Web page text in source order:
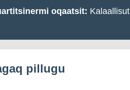
oqaatsit:
pillugu